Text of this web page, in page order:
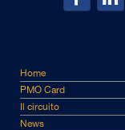
Home
PMO Card
Il circuito
News